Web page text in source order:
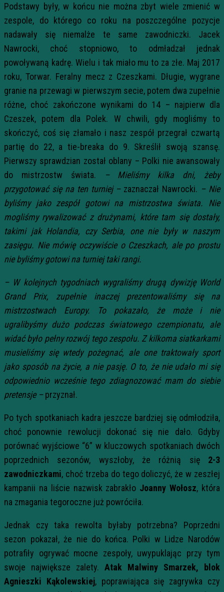
Podstawy były, w końcu nie można zbyt wiele zmienić w
zespole, do którego co roku na poszczególne pozycje
nadawały się niemalże te same zawodniczki. Jacek
Nawrocki, choć stopniowo, to odmładzał jednak
powoływaną kadrę. Wielu i tak miało mu to za złe. Maj 2017
roku, Torwar. Feralny mecz z Czeszkami. Długie, wygrane
granie na przewagi w pierwszym secie, potem dwa zupełnie
różne, choć zakończone wynikami do 14 – najpierw dla
Czeszek, potem dla Polek. W chwili, gdy mogliśmy to
skończyć, coś się złamało i nasz zespół przegrał czwartą
partię do 22, a tie-breaka do 9. Skreślił swoją szansę.
Pierwszy sprawdzian został oblany – Polki nie awansowały
do mistrzostw świata.
– Mieliśmy kilka dni, żeby
przygotować się na ten turniej –zaznaczał Nawrocki. – Nie
byliśmy jako zespół gotowi na mistrzostwa świata. Nie
mogliśmy rywalizować z drużynami, które tam się dostały,
takimi jak Holandia, czy Serbia, one nie były w naszym
zasięgu. Nie mówię oczywiście o Czeszkach, ale po prostu
nie byliśmy gotowi na turniej taki rangi.
– W kolejnych tygodniach wygraliśmy drugą dywizję World
Grand Prix, zupełnie inaczej prezentowaliśmy się na
mistrzostwach Europy. To pokazało, że może i nie
ugralibyśmy dużo podczas światowego czempionatu, ale
widać było pełny rozwój tego zespołu. Z kilkoma siatkarkami
musieliśmy się wtedy pożegnać, ale one traktowały sport
jako sposób na życie, a nie pasję. O to, że nie udało mi się
odpowiednio wcześnie tego zdiagnozować mam do siebie
pretensje –przyznał.
Po tych spotkaniach kadra jeszcze bardziej się odmłodziła,
choć ponownie rewolucji dokonać się nie dało. Gdyby
porównać wyjściowe “6” w kluczowych spotkaniach dwóch
poprzednich sezonów, wyszłoby, że różnią się2-3
zawodniczkami, choć trzeba do tego doliczyć, że w zeszłej
kampanii na liście nazwisk zabrakło Joanny Wołosz, która
na zmagania tegoroczne już powróciła.
Jednak czy taka rewolta byłaby potrzebna? Poprzedni
sezon pokazał, że nie do końca. Polki w Lidze Narodów
potrafiły ogrywać mocne zespoły, uwypuklając przy tym
swoje największe zalety. Atak
Malwiny Smarzek, blok
Agnieszki Kąkolewskiej, poprawiająca się zagrywka czy